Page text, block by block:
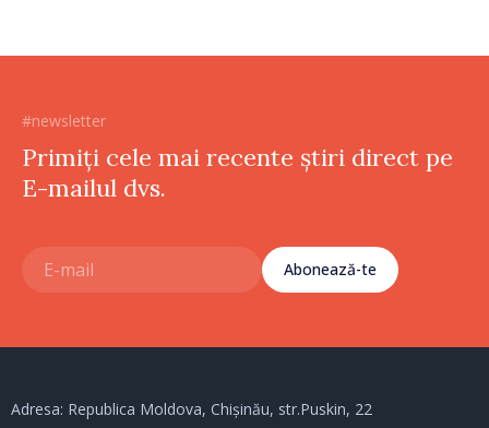
#newsletter
Primiți cele mai recente știri direct pe
E-mailul dvs.
Abonează-te
Adresa: Republica Moldova, Chișinău, str.Puskin, 22